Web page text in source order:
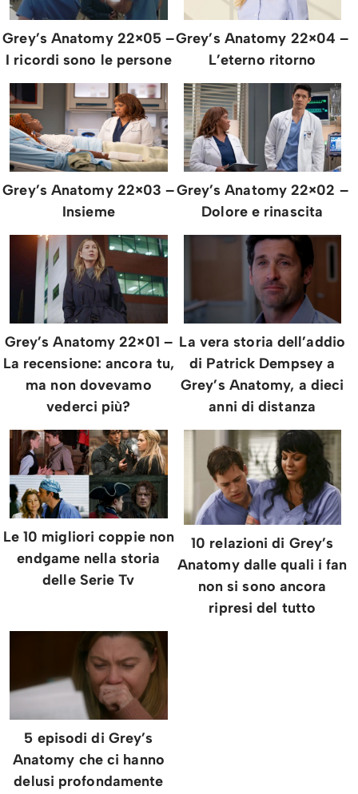
Grey’s Anatomy 22×05 –
I ricordi sono le persone
Grey’s Anatomy 22×04 –
L’eterno ritorno
Grey’s Anatomy 22×03 –
Insieme
Grey’s Anatomy 22×02 –
Dolore e rinascita
Grey’s Anatomy 22×01 –
La recensione: ancora tu,
ma non dovevamo
vederci più?
La vera storia dell’addio
di Patrick Dempsey a
Grey’s Anatomy, a dieci
anni di distanza
Le 10 migliori coppie non
endgame nella storia
delle Serie Tv
10 relazioni di Grey’s
Anatomy dalle quali i fan
non si sono ancora
ripresi del tutto
5 episodi di Grey’s
Anatomy che ci hanno
delusi profondamente